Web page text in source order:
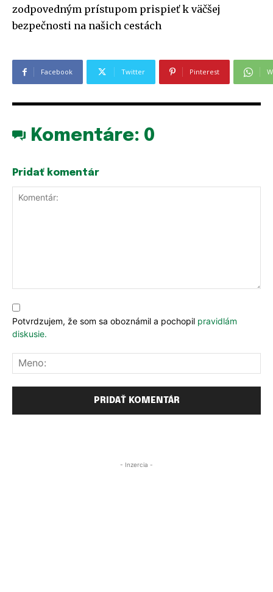
zodpovedným prístupom prispieť k väčšej
bezpečnosti na našich cestách
Facebook Twitter Pinterest
Komentáre: 0
Pridať komentár
Potvrdzujem, že som sa oboznámil a pochopil pravidlám
diskusie.
- Inzercia -